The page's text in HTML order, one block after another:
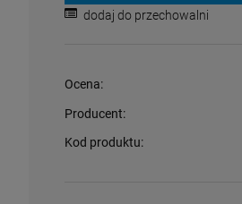
dodaj do przechowalni
Ocena:
Producent:
Kod produktu: